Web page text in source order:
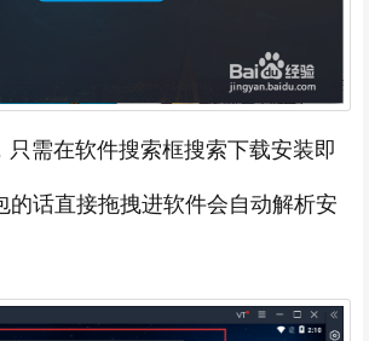
只需在软件搜索框搜索下载安装即
的话直接拖拽进软件会自动解析安